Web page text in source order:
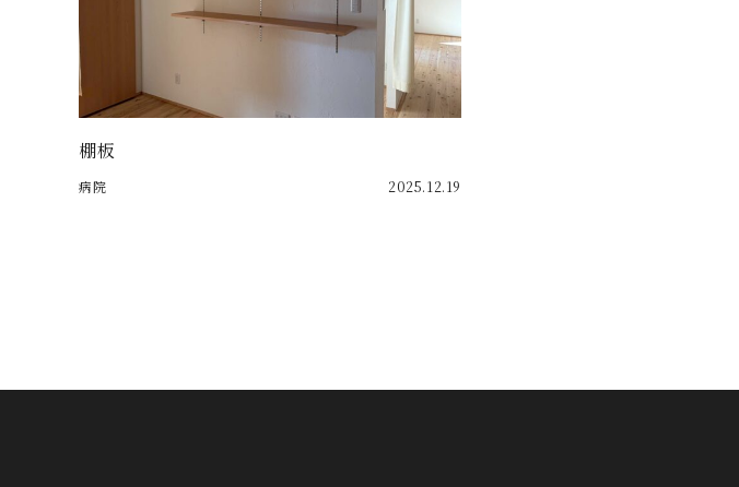
棚板
病院 2025.12.19